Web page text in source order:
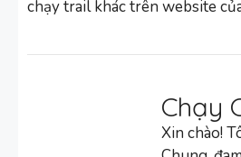
chạy trail khác trên website
Chạy
Xin chào!